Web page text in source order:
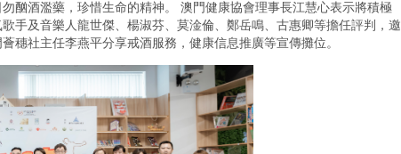
酗酒濫藥，珍惜生命的精神。 澳門健康協會理事長江慧心表示將積極
手及音樂人龍世傑、楊淑芬、莫淦倫、鄭岳鳴、古惠卿等擔任評判，邀
穗社主任李燕平分享戒酒服務，健康信息推廣等宣傳攤位。